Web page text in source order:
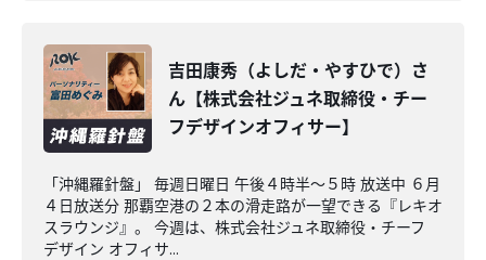
吉田康秀（よしだ・やすひで）さ
ん【株式会社ジュネ取締役・チー
フデザインオフィサー】
「沖縄羅針盤」 毎週日曜日 午後４時半～５時 放送中 ６月
４日放送分 那覇空港の２本の滑走路が一望できる『レキオ
スラウンジ』。 今週は、株式会社ジュネ取締役・チーフ
デザイン オフィサ...